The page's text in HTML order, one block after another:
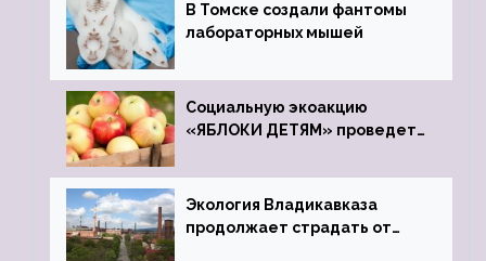
В Томске создали фантомы
лабораторных мышей
Социальную экоакцию
«ЯБЛОКИ ДЕТЯМ» проведет
Экология Владикавказа
продолжает страдать от